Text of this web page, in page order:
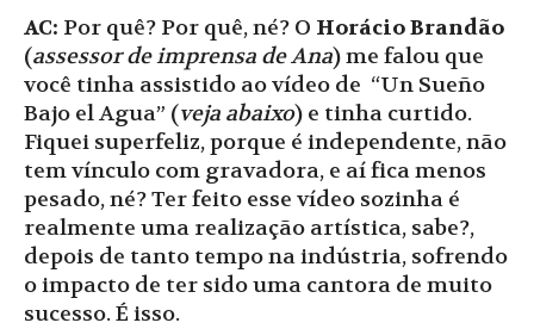
AC: Por quê? Por quê, né? O Horácio Brandão
(assessor de imprensa de Ana) me falou que
você tinha assistido ao vídeo de “Un Sueño
Bajo el Agua” (veja abaixo) e tinha curtido.
Fiquei superfeliz, porque é independente, não
tem vínculo com gravadora, e aí fica menos
pesado, né? Ter feito esse vídeo sozinha é
realmente uma realização artística, sabe?,
depois de tanto tempo na indústria, sofrendo
o impacto de ter sido uma cantora de muito
sucesso. É isso.